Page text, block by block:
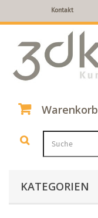
Kontakt
Warenkorb
KATEGORIEN